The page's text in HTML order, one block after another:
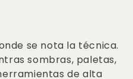
se nota la técnica.
sombras, paletas,
de alta